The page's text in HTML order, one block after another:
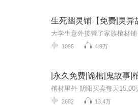
1095 4.9万
|永久免费|诡棺|鬼故事|
2682 13.4万